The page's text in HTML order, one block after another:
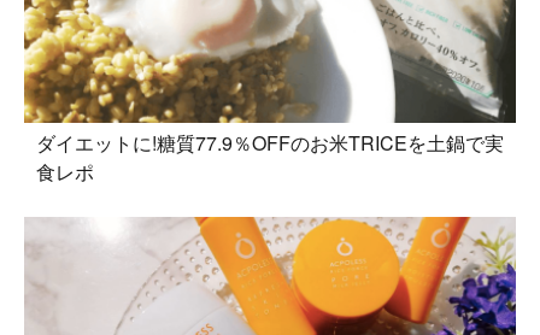
ダイエットに!糖質77.9％OFFのお米TRICEを土鍋で実
食レポ